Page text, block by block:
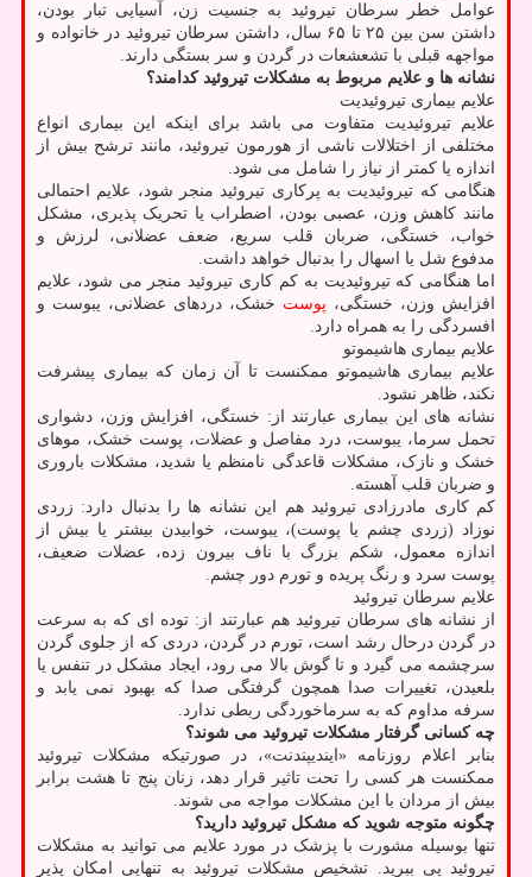
عوامل خطر سرطان تیروئید به جنسیت زن، آسیایی تبار بودن،
داشتن سن بین ۲۵ تا ۶۵ سال، داشتن سرطان تیروئید در خانواده و
مواجهه قبلی با تشعشعات در گردن و سر بستگی دارند.
نشانه ها و علایم مربوط به مشکلات تیروئید کدامند؟
علایم بیماری تیروئیدیت
علایم تیروئیدیت متفاوت می باشد برای اینکه این بیماری انواع
مختلفی از اختلالات ناشی از هورمون تیروئید، مانند ترشح بیش از
اندازه یا کمتر از نیاز را شامل می شود.
هنگامی که تیروئیدیت به پرکاری تیروئید منجر شود، علایم احتمالی
مانند کاهش وزن، عصبی بودن، اضطراب یا تحریک پذیری، مشکل
خواب، خستگی، ضربان قلب سریع، ضعف عضلانی، لرزش و
مدفوع شل یا اسهال را بدنبال خواهد داشت.
اما هنگامی که تیروئیدیت به کم کاری تیروئید منجر می شود، علایم
افزایش وزن، خستگی، پوست خشک، دردهای عضلانی، یبوست و
افسردگی را به همراه دارد.
علایم بیماری هاشیموتو
علایم بیماری هاشیموتو ممکنست تا آن زمان که بیماری پیشرفت
نکند، ظاهر نشود.
نشانه های این بیماری عبارتند از: خستگی، افزایش وزن، دشواری
تحمل سرما، یبوست، درد مفاصل و عضلات، پوست خشک، موهای
خشک و نازک، مشکلات قاعدگی نامنظم یا شدید، مشکلات باروری
و ضربان قلب آهسته.
کم کاری مادرزادی تیروئید هم این نشانه ها را بدنبال دارد: زردی
نوزاد (زردی چشم یا پوست)، یبوست، خوابیدن بیشتر یا بیش از
اندازه معمول، شکم بزرگ با ناف بیرون زده، عضلات ضعیف،
پوست سرد و رنگ پریده و تورم دور چشم.
علایم سرطان تیروئید
از نشانه های سرطان تیروئید هم عبارتند از: توده ای که به سرعت
در گردن درحال رشد است، تورم در گردن، دردی که از جلوی گردن
سرچشمه می گیرد و تا گوش بالا می رود، ایجاد مشکل در تنفس یا
بلعیدن، تغییرات صدا همچون گرفتگی صدا که بهبود نمی یابد و
سرفه مداوم که به سرماخوردگی ربطی ندارد.
چه کسانی گرفتار مشکلات تیروئید می شوند؟
بنابر اعلام روزنامه «ایندیپندنت»، در صورتیکه مشکلات تیروئید
ممکنست هر کسی را تحت تاثیر قرار دهد، زنان پنج تا هشت برابر
بیش از مردان با این مشکلات مواجه می شوند.
چگونه متوجه شوید که مشکل تیروئید دارید؟
تنها بوسیله مشورت با پزشک در مورد علایم می توانید به مشکلات
تیروئید پی ببرید. تشخیص مشکلات تیروئید به تنهایی امکان پذیر